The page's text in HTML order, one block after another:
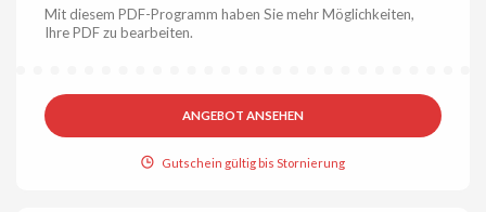
Mit diesem PDF-Programm haben Sie mehr Möglichkeiten,
Ihre PDF zu bearbeiten.
ANGEBOT ANSEHEN
Gutschein gültig bis Stornierung